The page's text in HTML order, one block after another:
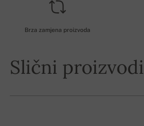
Brza zamjena proizvoda
Slični proizvodi